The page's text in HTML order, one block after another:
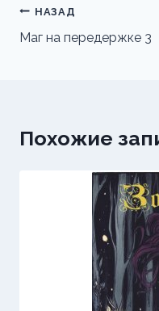
Навигация
по
НАЗАД
Маг на передержке 3
Похожие